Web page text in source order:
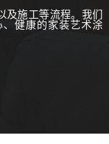
及施工等流程。我们
健康的家装艺术涂